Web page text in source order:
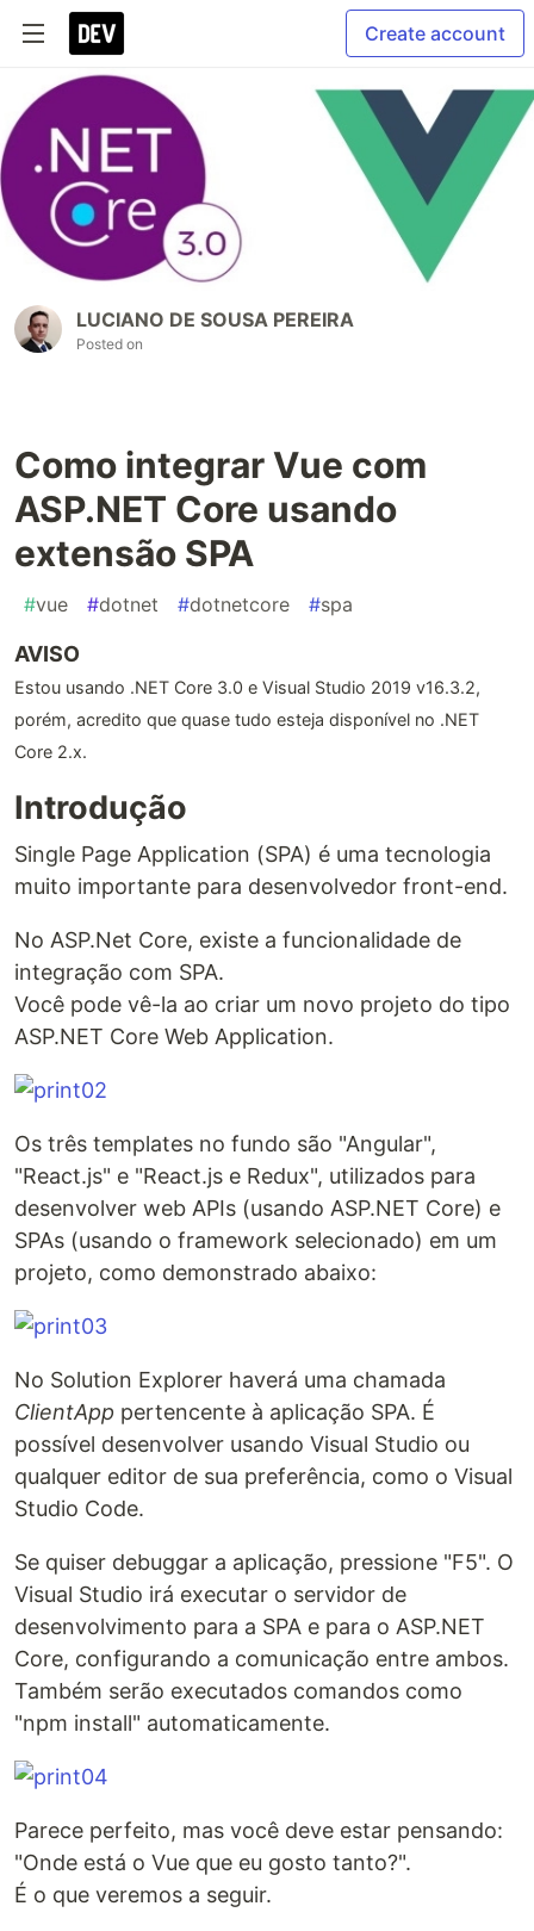
Create account
LUCIANO DE SOUSA PEREIRA
Posted on
Como integrar Vue com
ASP.NET Core usando
extensão SPA
#vue #dotnet #dotnetcore #spa
AVISO
Estou usando .NET Core 3.0 e Visual Studio 2019 v16.3.2,
porém, acredito que quase tudo esteja disponível no .NET
Core 2.x.
Introdução
Single Page Application (SPA) é uma tecnologia
muito importante para desenvolvedor front-end.
No ASP.Net Core, existe a funcionalidade de
integração com SPA.
Você pode vê-la ao criar um novo projeto do tipo
ASP.NET Core Web Application.
Os três templates no fundo são "Angular",
"React.js" e "React.js e Redux", utilizados para
desenvolver web APIs (usando ASP.NET Core) e
SPAs (usando o framework selecionado) em um
projeto, como demonstrado abaixo:
No Solution Explorer haverá uma chamada
ClientApp pertencente à aplicação SPA. É
possível desenvolver usando Visual Studio ou
qualquer editor de sua preferência, como o Visual
Studio Code.
Se quiser debuggar a aplicação, pressione "F5". O
Visual Studio irá executar o servidor de
desenvolvimento para a SPA e para o ASP.NET
Core, configurando a comunicação entre ambos.
Também serão executados comandos como
"npm install" automaticamente.
Parece perfeito, mas você deve estar pensando:
"Onde está o Vue que eu gosto tanto?".
É o que veremos a seguir.